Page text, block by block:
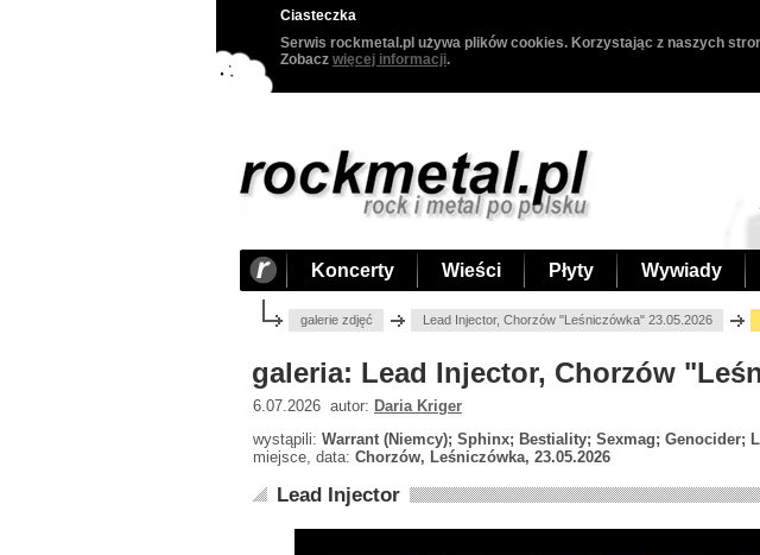
Ciasteczka
Serwis rockmetal.pl używa plików cookies. Korzystając z naszych
Zobacz więcej informacji.
Koncerty Wieści Płyty Wywiady
galerie zdjęć Lead Injector, Chorzów "Leśniczówka" 23.05.2026
galeria: Lead Injector, Chorzów
6.07.2026 autor: Daria Kriger
wystąpili: Warrant (Niemcy); Sphinx; Bestiality; Sexmag; Genocider;
miejsce, data: Chorzów, Leśniczówka, 23.05.2026
Lead Injector